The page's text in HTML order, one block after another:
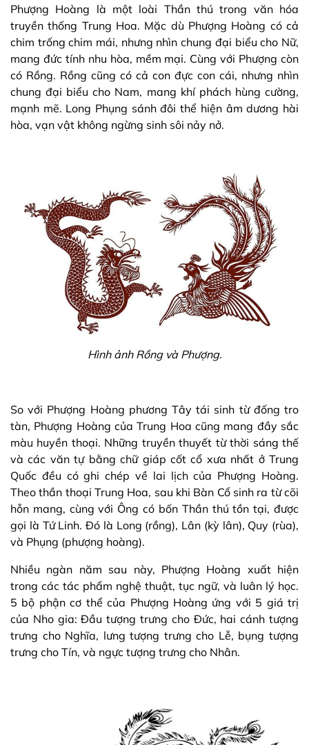
Phượng Hoàng là một loài Thần thú trong văn hóa
truyền thống Trung Hoa. Mặc dù Phượng Hoàng có cả
chim trống chim mái, nhưng nhìn chung đại biểu cho Nữ,
mang đức tính nhu hòa, mềm mại. Cùng với Phượng còn
có Rồng. Rồng cũng có cả con đực con cái, nhưng nhìn
chung đại biểu cho Nam, mang khí phách hùng cường,
mạnh mẽ. Long Phụng sánh đôi thể hiện âm dương hài
hòa, vạn vật không ngừng sinh sôi nảy nở.
Hình ảnh Rồng và Phượng.
So với Phượng Hoàng phương Tây tái sinh từ đống tro
tàn, Phượng Hoàng của Trung Hoa cũng mang đầy sắc
màu huyền thoại. Những truyền thuyết từ thời sáng thế
và các văn tự bằng chữ giáp cốt cổ xưa nhất ở Trung
Quốc đều có ghi chép về lai lịch của Phượng Hoàng.
Theo thần thoại Trung Hoa, sau khi Bàn Cổ sinh ra từ cõi
hỗn mang, cùng với Ông có bốn Thần thú tồn tại, được
gọi là Tứ Linh. Đó là Long (rồng), Lân (kỳ lân), Quy (rùa),
và Phụng (phượng hoàng).
Nhiều ngàn năm sau này, Phượng Hoàng xuất hiện
trong các tác phẩm nghệ thuật, tục ngữ, và luân lý học.
5 bộ phận cơ thể của Phượng Hoàng ứng với 5 giá trị
của Nho gia: Đầu tượng trưng cho Đức, hai cánh tượng
trưng cho Nghĩa, lưng tượng trưng cho Lễ, bụng tượng
trưng cho Tín, và ngực tượng trưng cho Nhân.